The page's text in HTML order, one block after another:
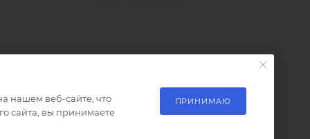
нашем веб-сайте, что
сайта, вы принимаете
ПРИНИМАЮ